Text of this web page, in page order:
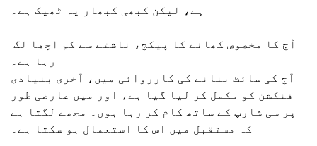
ہے، لیکن کبھی کبھار یہ ٹھیک ہے۔
آج کا مخصوص کھانے کا پیکج، ناشتے سے کم اچھا لگ
رہا ہے۔
آج کی سائٹ بنانے کی کارروائی میں، آخری بنیادی
فنکشن کو مکمل کر لیا گیا ہے، اور میں عارضی طور
پر سی شارپ کے ساتھ کام کر رہا ہوں۔ مجھے لگتا ہے
کہ مستقبل میں اس کا استعمال ہو سکتا ہے۔